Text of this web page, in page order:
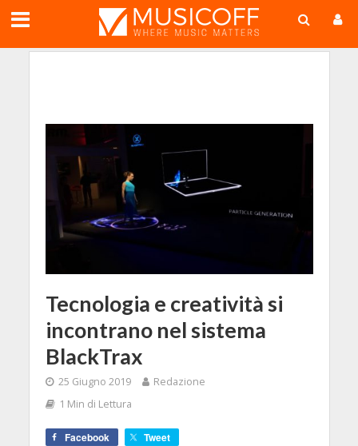
Tecnologia e creatività si
incontrano nel sistema
BlackTrax
25 Giugno 2019
Redazione
1 Min di Lettura
Facebook Tweet